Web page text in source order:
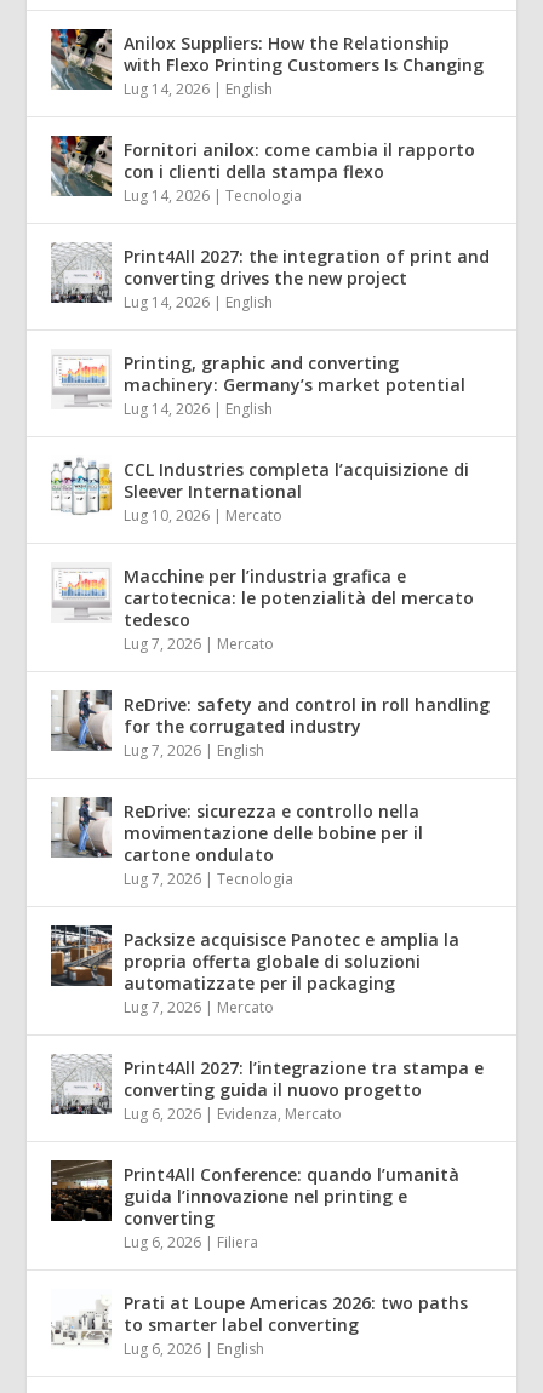
Anilox Suppliers: How the Relationship
with Flexo Printing Customers Is Changing
Lug 14, 2026 | English
Fornitori anilox: come cambia il rapporto
con i clienti della stampa flexo
Lug 14, 2026 |Tecnologia
Print4All 2027: the integration of print and
converting drives the new project
Lug 14, 2026 | English
Printing, graphic and converting
machinery: Germany’s market potential
Lug 14, 2026 | English
CCL Industries completa l’acquisizione di
Sleever International
Lug 10, 2026 | Mercato
Macchine per l’industria grafica e
cartotecnica: le potenzialità del mercato
tedesco
Lug 7, 2026 | Mercato
ReDrive: safety and control in roll handling
for the corrugated industry
Lug 7, 2026 | English
ReDrive: sicurezza e controllo nella
movimentazione delle bobine per il
cartone ondulato
Lug 7, 2026 |Tecnologia
Packsize acquisisce Panotec e amplia la
propria offerta globale di soluzioni
automatizzate per il packaging
Lug 7, 2026 | Mercato
Print4All 2027: l’integrazione tra stampa e
converting guida il nuovo progetto
Lug 6, 2026 | Evidenza, Mercato
Print4All Conference: quando l’umanità
guida l’innovazione nel printing e
converting
Lug 6, 2026 | Filiera
Prati at Loupe Americas 2026: two paths
to smarter label converting
Lug 6, 2026 | English